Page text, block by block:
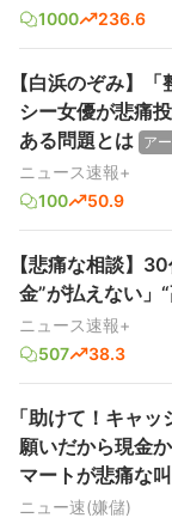
1000 236.6
【白浜のぞみ】
シー女優が悲痛
ある問題とは ア
ニュース速報+
100
50.9
【悲痛な相談】
金”が払えない」
ニュース速報+
507
38.3
「助けて！キャ
願いだから現金
マートが悲痛な叫
ニュー速(嫌儲)